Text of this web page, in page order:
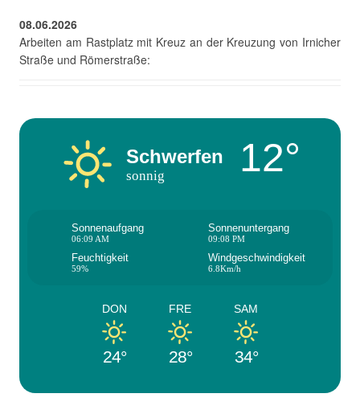
08.06.2026
Arbeiten am Rastplatz mit Kreuz an der Kreuzung von Irnicher
Straße und Römerstraße:
Schwerfen
sonnig 12°
Sonnenaufgang
06:09 AM
Sonnenuntergang
09:08 PM
Feuchtigkeit
59%
Windgeschwindigkeit
6.8Km/h
DON
24°
FRE
28°
SAM
34°